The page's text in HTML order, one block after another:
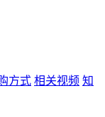
方式 相关视频 知